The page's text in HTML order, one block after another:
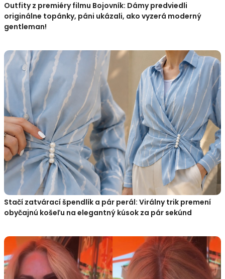
Outfity z premiéry filmu Bojovník: Dámy predviedli
originálne topánky, páni ukázali, ako vyzerá moderný
gentleman!
Stačí zatvárací špendlík a pár perál: Virálny trik premení
obyčajnú košeľu na elegantný kúsok za pár sekúnd